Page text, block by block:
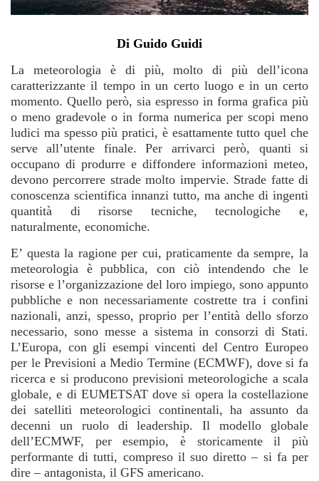
Di Guido Guidi
La meteorologia è di più, molto di più dell’icona
caratterizzante il tempo in un certo luogo e in un certo
momento. Quello però, sia espresso in forma grafica più
o meno gradevole o in forma numerica per scopi meno
ludici ma spesso più pratici, è esattamente tutto quel che
serve all’utente finale. Per arrivarci però, quanti si
occupano di produrre e diffondere informazioni meteo,
devono percorrere strade molto impervie. Strade fatte di
conoscenza scientifica innanzi tutto, ma anche di ingenti
quantità di risorse tecniche, tecnologiche e,
naturalmente, economiche.
E’ questa la ragione per cui, praticamente da sempre, la
meteorologia è pubblica, con ciò intendendo che le
risorse e l’organizzazione del loro impiego, sono appunto
pubbliche e non necessariamente costrette tra i confini
nazionali, anzi, spesso, proprio per l’entità dello sforzo
necessario, sono messe a sistema in consorzi di Stati.
L’Europa, con gli esempi vincenti del Centro Europeo
per le Previsioni a Medio Termine (ECMWF), dove si fa
ricerca e si producono previsioni meteorologiche a scala
globale, e di EUMETSAT dove si opera la costellazione
dei satelliti meteorologici continentali, ha assunto da
decenni un ruolo di leadership. Il modello globale
dell’ECMWF, per esempio, è storicamente il più
performante di tutti, compreso il suo diretto – si fa per
dire – antagonista, il GFS americano.